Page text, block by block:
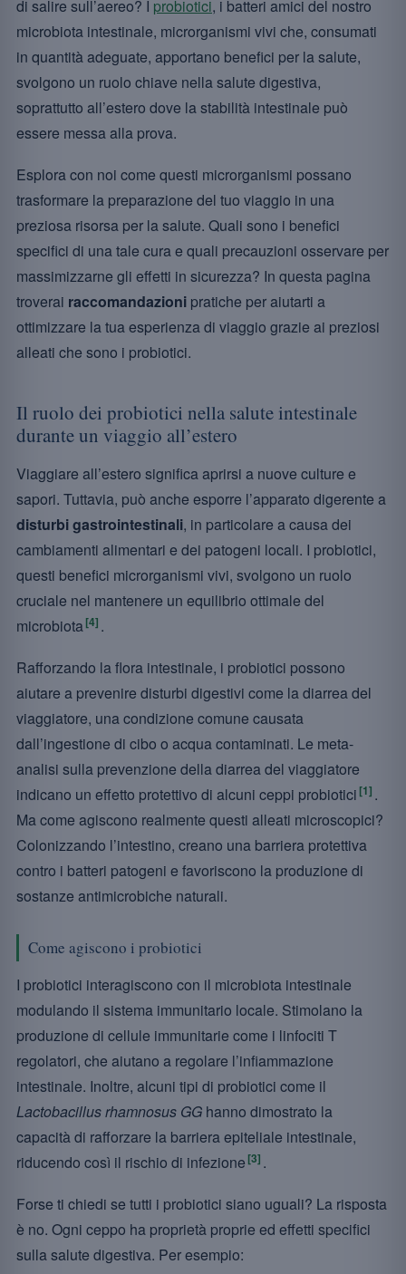
di salire sull’aereo? I probiotici, i batteri amici del nostro
microbiota intestinale, microrganismi vivi che, consumati
in quantità adeguate, apportano benefici per la salute,
svolgono un ruolo chiave nella salute digestiva,
soprattutto all’estero dove la stabilità intestinale può
essere messa alla prova.
Esplora con noi come questi microrganismi possano
trasformare la preparazione del tuo viaggio in una
preziosa risorsa per la salute. Quali sono i benefici
specifici di una tale cura e quali precauzioni osservare per
massimizzarne gli effetti in sicurezza? In questa pagina
troverai raccomandazioni pratiche per aiutarti a
ottimizzare la tua esperienza di viaggio grazie ai preziosi
alleati che sono i probiotici.
Il ruolo dei probiotici nella salute intestinale
durante un viaggio all’estero
Viaggiare all’estero significa aprirsi a nuove culture e
sapori. Tuttavia, può anche esporre l’apparato digerente a
disturbi gastrointestinali, in particolare a causa dei
cambiamenti alimentari e dei patogeni locali. I probiotici,
questi benefici microrganismi vivi, svolgono un ruolo
cruciale nel mantenere un equilibrio ottimale del
microbiota[4] .
Rafforzando la flora intestinale, i probiotici possono
aiutare a prevenire disturbi digestivi come la diarrea del
viaggiatore, una condizione comune causata
dall’ingestione di cibo o acqua contaminati. Le meta-
analisi sulla prevenzione della diarrea del viaggiatore
indicano un effetto protettivo di alcuni ceppi probiotici [1] .
Ma come agiscono realmente questi alleati microscopici?
Colonizzando l’intestino, creano una barriera protettiva
contro i batteri patogeni e favoriscono la produzione di
sostanze antimicrobiche naturali.
Come agiscono i probiotici
I probiotici interagiscono con il microbiota intestinale
modulando il sistema immunitario locale. Stimolano la
produzione di cellule immunitarie come i linfociti T
regolatori, che aiutano a regolare l’infiammazione
intestinale. Inoltre, alcuni tipi di probiotici come il
Lactobacillus rhamnosus GG hanno dimostrato la
capacità di rafforzare la barriera epiteliale intestinale,
riducendo così il rischio di infezione [3] .
Forse ti chiedi se tutti i probiotici siano uguali? La risposta
è no. Ogni ceppo ha proprietà proprie ed effetti specifici
sulla salute digestiva. Per esempio: